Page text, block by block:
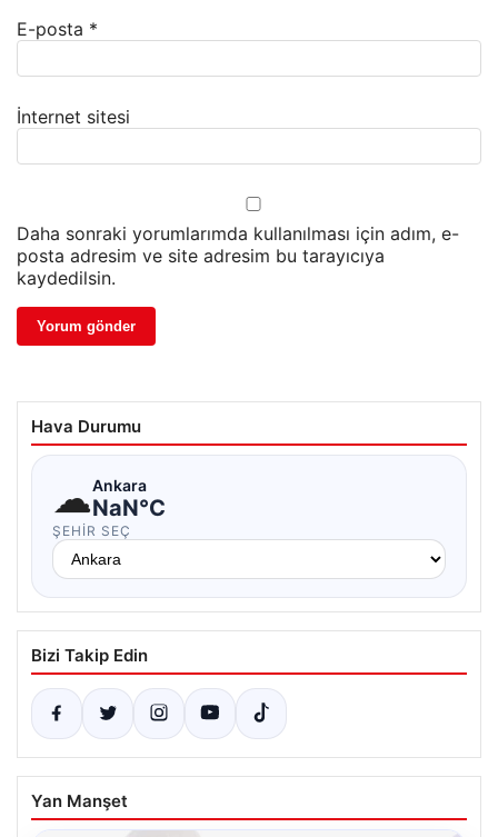
E-posta *
İnternet sitesi
Daha sonraki yorumlarımda kullanılması için adım, e-
posta adresim ve site adresim bu tarayıcıya
kaydedilsin.
Hava Durumu
☁Ankara
NaN°C
ŞEHIR SEÇ
Bizi Takip Edin
Yan Manşet